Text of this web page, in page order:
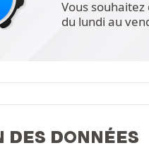
Vous
du lundi au
DES DONNÉES